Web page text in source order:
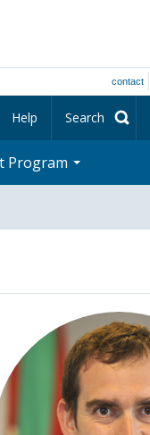
contact
Help Search
Program